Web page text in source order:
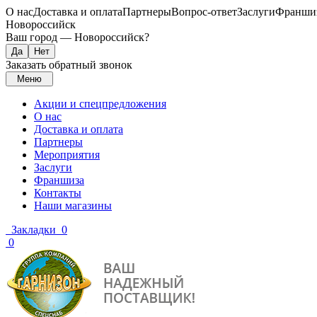
О насДоставка и оплатаПартнерыВопрос-ответЗаслуги
Новороссийск
Ваш город — Новороссийск?
Заказать обратный звонок
Меню
Акции и спецпредложения
О нас
Доставка и оплата
Партнеры
Мероприятия
Заслуги
Франшиза
Контакты
Наши магазины
Закладки 0
0